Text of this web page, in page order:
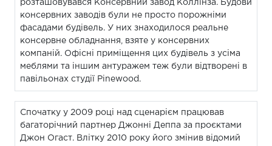
розташовувався Консервний завод Коллінза. Будови
консервних заводів були не просто порожніми
фасадами будівель. У них знаходилося реальне
консервне обладнання, взятe у консервних
компаній. Офісні приміщення цих будівель з усіма
меблями та іншим антуражем теж були відтворені в
павільонах студії Pinewood.
Спочатку у 2009 році над сценарієм працював
багаторічний партнер Джонні Деппа за проєктами
Джон Огаст. Влітку 2010 року його змінив відомий